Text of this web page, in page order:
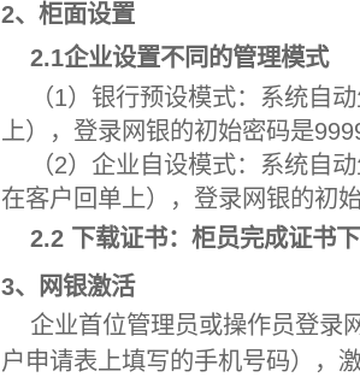
2、柜面设置
2.1企业设置不同的管理模式
（1）银行预设模式：系统自
上），登录网银的初始密码是
（2）企业自设模式：系统自
在客户回单上），登录网银的初
2.2 下载证书：柜员完成证书
3、网银激活
企业首位管理员或操作员登录
户申请表上填写的手机号码），